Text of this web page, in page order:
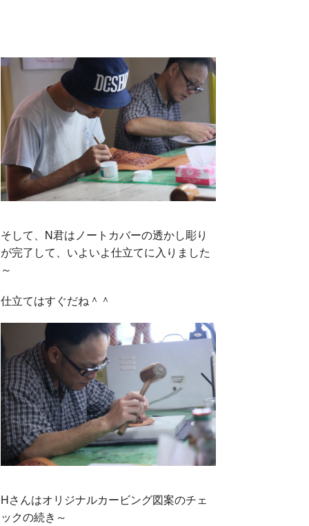
そして、N君はノートカバーの透かし彫り
が完了して、いよいよ仕立てに入りました
～
仕立てはすぐだね＾＾
Hさんはオリジナルカービング図案のチェ
ックの続き～